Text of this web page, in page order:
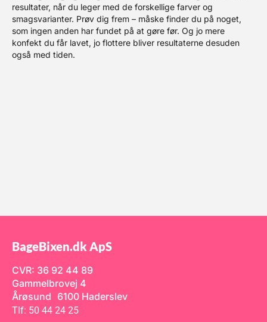
resultater, når du leger med de forskellige farver og
smagsvarianter. Prøv dig frem – måske finder du på noget,
som ingen anden har fundet på at gøre før. Og jo mere
konfekt du får lavet, jo flottere bliver resultaterne desuden
også med tiden.
BageBixen.dk ApS
CVR: 36 92 44 89
Gammelbrovej 4
Årøsund 6100 Haderslev
Tlf: 50 44 24 25